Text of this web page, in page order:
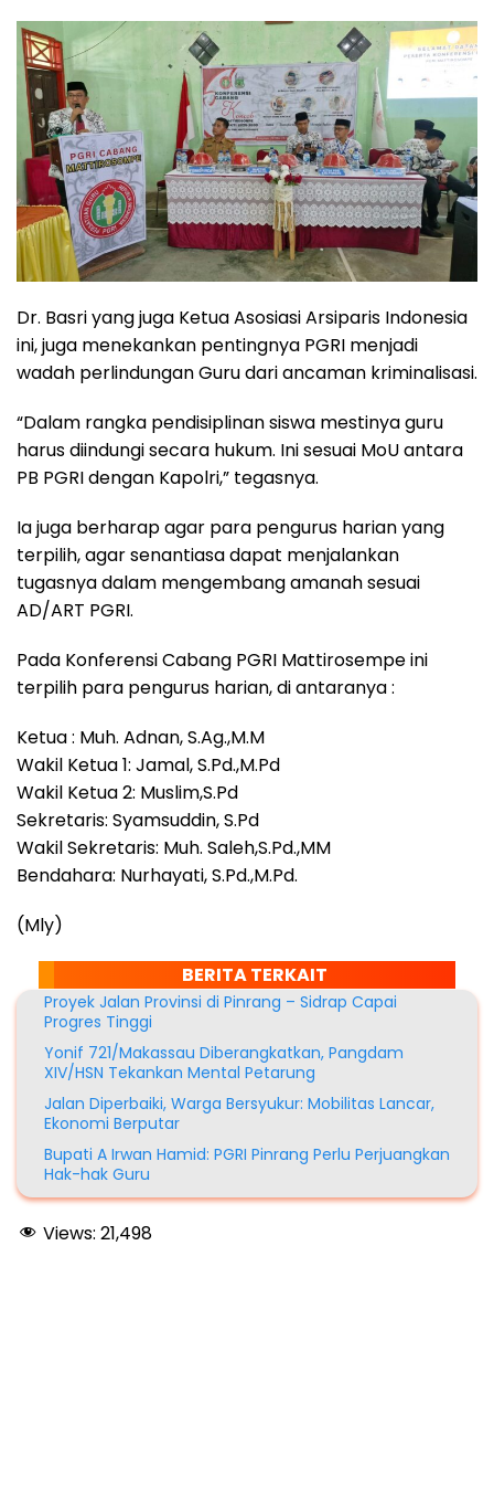
Dr. Basri yang juga Ketua Asosiasi Arsiparis Indonesia
ini, juga menekankan pentingnya PGRI menjadi
wadah perlindungan Guru dari ancaman kriminalisasi.
“Dalam rangka pendisiplinan siswa mestinya guru
harus diindungi secara hukum. Ini sesuai MoU antara
PB PGRI dengan Kapolri,” tegasnya.
Ia juga berharap agar para pengurus harian yang
terpilih, agar senantiasa dapat menjalankan
tugasnya dalam mengembang amanah sesuai
AD/ART PGRI.
Pada Konferensi Cabang PGRI Mattirosempe ini
terpilih para pengurus harian, di antaranya :
Ketua : Muh. Adnan, S.Ag.,M.M
Wakil Ketua 1: Jamal, S.Pd.,M.Pd
Wakil Ketua 2: Muslim,S.Pd
Sekretaris: Syamsuddin, S.Pd
Wakil Sekretaris: Muh. Saleh,S.Pd.,MM
Bendahara: Nurhayati, S.Pd.,M.Pd.
(Mly)
BERITA TERKAIT
Proyek Jalan Provinsi di Pinrang – Sidrap Capai
Progres Tinggi
Yonif 721/Makassau Diberangkatkan, Pangdam
XIV/HSN Tekankan Mental Petarung
Jalan Diperbaiki, Warga Bersyukur: Mobilitas Lancar,
Ekonomi Berputar
Bupati A Irwan Hamid: PGRI Pinrang Perlu Perjuangkan
Hak-hak Guru
Views: 21,498